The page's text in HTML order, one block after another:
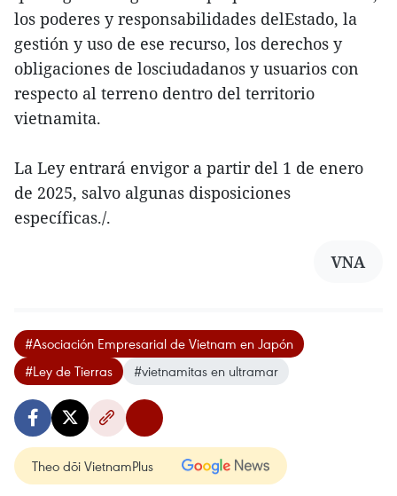
los poderes y responsabilidades delEstado, la
gestión y uso de ese recurso, los derechos y
obligaciones de losciudadanos y usuarios con
respecto al terreno dentro del territorio
vietnamita.
La Ley entrará envigor a partir del 1 de enero
de 2025, salvo algunas disposiciones
específicas./.
VNA
#Asociación Empresarial de Vietnam en Japón
#Ley de Tierras
#vietnamitas en ultramar
Theo dõi VietnamPlus